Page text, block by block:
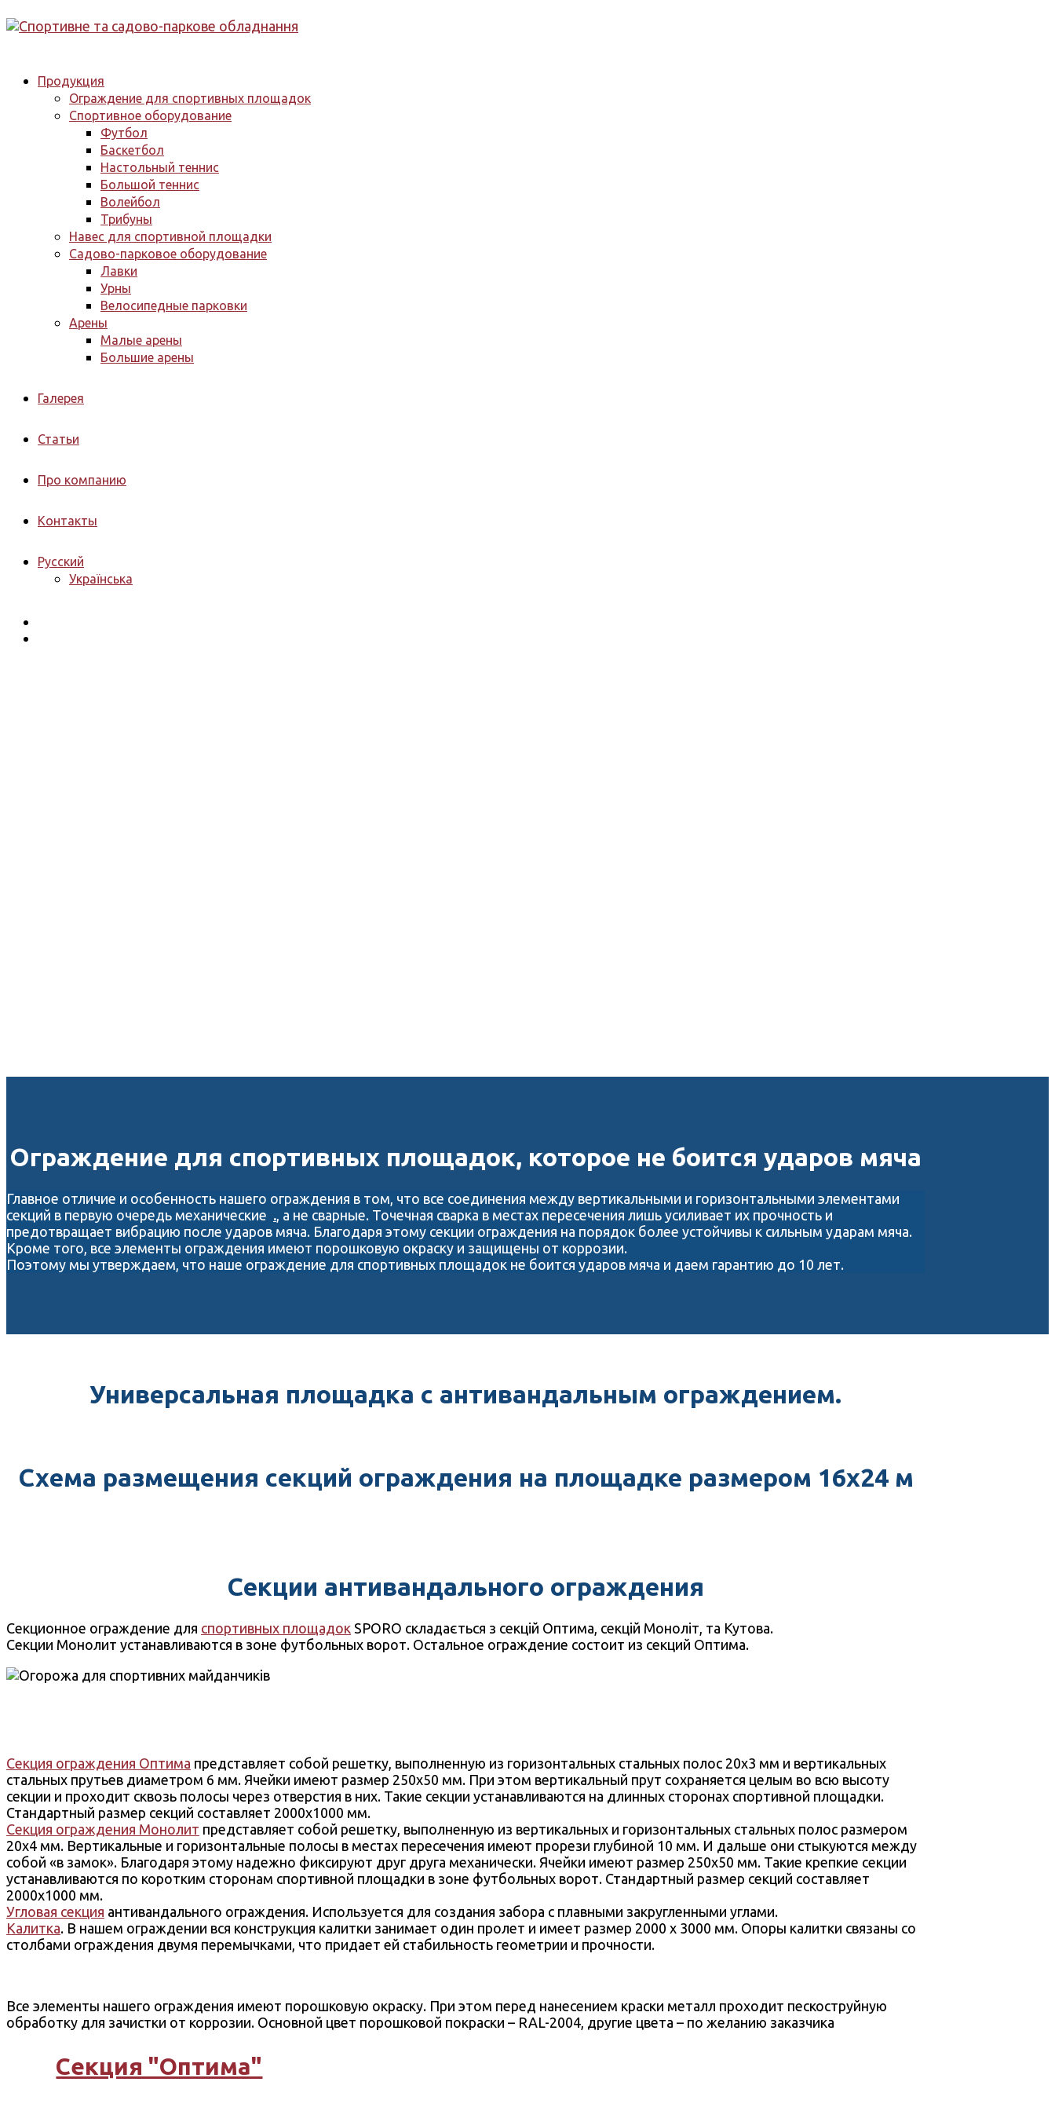
Продукция
Ограждение для спортивных площадок
Спортивное оборудование
Футбол
Баскетбол
Настольный теннис
Большой теннис
Волейбол
Трибуны
Навес для спортивной площадки
Садово-парковое оборудование
Лавки
Урны
Велосипедные парковки
Арены
Малые арены
Большие арены
Галерея
Статьи
Про компанию
Контакты
Русский
Українська
Ограждение для спортивных площадок, которое не боится ударов мяча
Главное отличие и особенность нашего ограждения в том, что все соединения между вертикальными и горизонтальными элементами
секций в первую очередь механические . , а не сварные. Точечная сварка в местах пересечения лишь усиливает их прочность и
предотвращает вибрацию после ударов мяча. Благодаря этому секции ограждения на порядок более устойчивы к сильным ударам мяча.
Кроме того, все элементы ограждения имеют порошковую окраску и защищены от коррозии.
Поэтому мы утверждаем, что наше ограждение для спортивных площадок не боится ударов мяча и даем гарантию до 10 лет.
Универсальная площадка с антивандальным ограждением.
Схема размещения секций ограждения на площадке размером 16х24 м
Секции антивандального ограждения
Секционное ограждение для спортивных площадок SPORO складається з секцій Оптима, секцій Моноліт, та Кутова.
Секции Монолит устанавливаются в зоне футбольных ворот. Остальное ограждение состоит из секций Оптима.
Секция ограждения Оптима представляет собой решетку, выполненную из горизонтальных стальных полос 20х3 мм и вертикальных
стальных прутьев диаметром 6 мм. Ячейки имеют размер 250х50 мм. При этом вертикальный прут сохраняется целым во всю высоту
секции и проходит сквозь полосы через отверстия в них. Такие секции устанавливаются на длинных сторонах спортивной площадки.
Стандартный размер секций составляет 2000х1000 мм.
Секция ограждения Монолит представляет собой решетку, выполненную из вертикальных и горизонтальных стальных полос размером
20х4 мм. Вертикальные и горизонтальные полосы в местах пересечения имеют прорези глубиной 10 мм. И дальше они стыкуются между
собой «в замок». Благодаря этому надежно фиксируют друг друга механически. Ячейки имеют размер 250х50 мм. Такие крепкие секции
устанавливаются по коротким сторонам спортивной площадки в зоне футбольных ворот. Стандартный размер секций составляет
2000х1000 мм.
Угловая секция антивандального ограждения. Используется для создания забора с плавными закругленными углами.
Калитка. В нашем ограждении вся конструкция калитки занимает один пролет и имеет размер 2000 х 3000 мм. Опоры калитки связаны со
столбами ограждения двумя перемычками, что придает ей стабильность геометрии и прочности.
Все элементы нашего ограждения имеют порошковую окраску. При этом перед нанесением краски металл проходит пескоструйную
обработку для зачистки от коррозии. Основной цвет порошковой покраски – RAL-2004, другие цвета – по желанию заказчика
Секция "Оптима"